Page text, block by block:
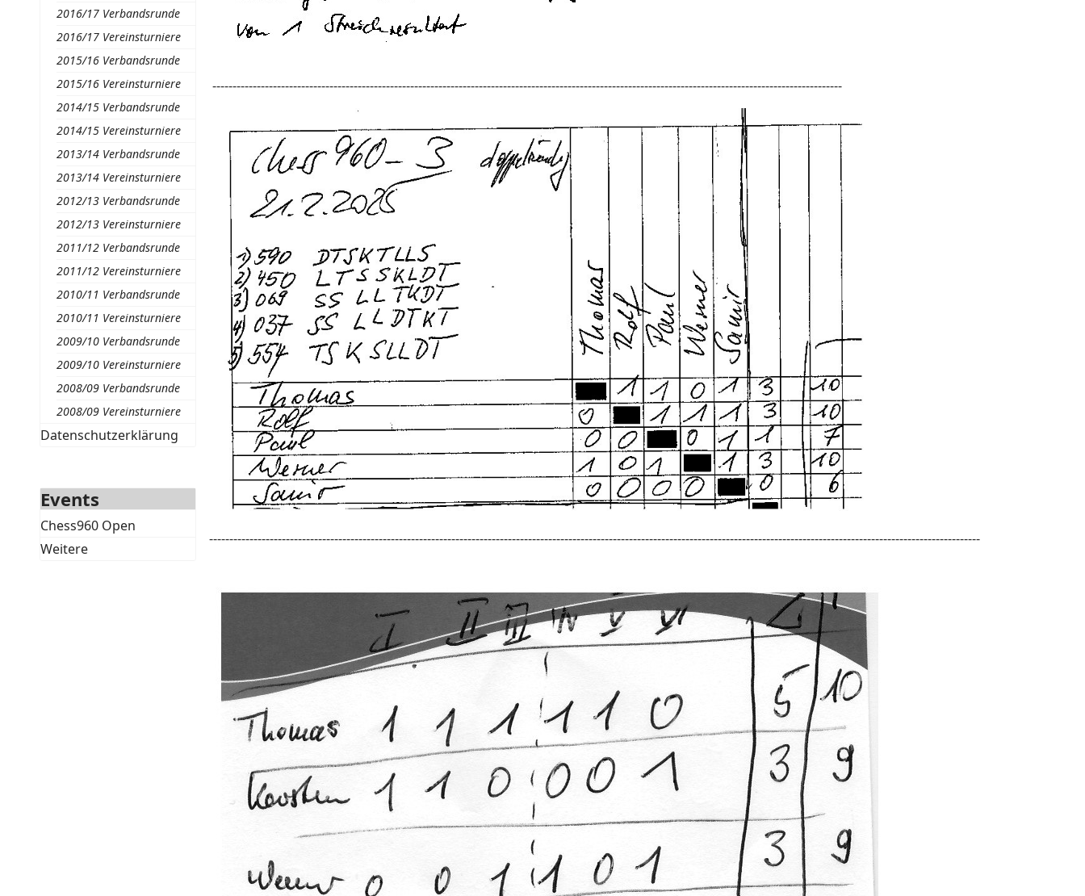
2016/17 Verbandsrunde
2016/17 Vereinsturniere
2015/16 Verbandsrunde
2015/16 Vereinsturniere
2014/15 Verbandsrunde
2014/15 Vereinsturniere
2013/14 Verbandsrunde
2013/14 Vereinsturniere
2012/13 Verbandsrunde
2012/13 Vereinsturniere
2011/12 Verbandsrunde
2011/12 Vereinsturniere
2010/11 Verbandsrunde
2010/11 Vereinsturniere
2009/10 Verbandsrunde
2009/10 Vereinsturniere
2008/09 Verbandsrunde
2008/09 Vereinsturniere
Datenschutzerklärung
Events
Chess960 Open
Weitere
------------------------------------------------------------------------------------------------------------------------------------------------------------
-----------------------------------------------------------------------------------------------------------------------------------------------------------------------------------------------